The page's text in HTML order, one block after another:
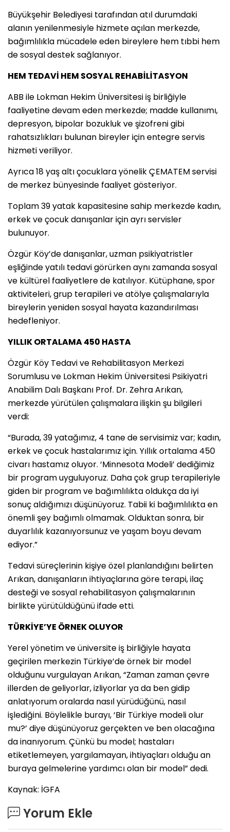
Büyükşehir Belediyesi tarafından atıl durumdaki
alanın yenilenmesiyle hizmete açılan merkezde,
bağımlılıkla mücadele eden bireylere hem tıbbi hem
de sosyal destek sağlanıyor.
HEM TEDAVİ HEM SOSYAL REHABİLİTASYON
ABB ile Lokman Hekim Üniversitesi iş birliğiyle
faaliyetine devam eden merkezde; madde kullanımı,
depresyon, bipolar bozukluk ve şizofreni gibi
rahatsızlıkları bulunan bireyler için entegre servis
hizmeti veriliyor.
Ayrıca 18 yaş altı çocuklara yönelik ÇEMATEM servisi
de merkez bünyesinde faaliyet gösteriyor.
Toplam 39 yatak kapasitesine sahip merkezde kadın,
erkek ve çocuk danışanlar için ayrı servisler
bulunuyor.
Özgür Köy’de danışanlar, uzman psikiyatristler
eşliğinde yatılı tedavi görürken aynı zamanda sosyal
ve kültürel faaliyetlere de katılıyor. Kütüphane, spor
aktiviteleri, grup terapileri ve atölye çalışmalarıyla
bireylerin yeniden sosyal hayata kazandırılması
hedefleniyor.
YILLIK ORTALAMA 450 HASTA
Özgür Köy Tedavi ve Rehabilitasyon Merkezi
Sorumlusu ve Lokman Hekim Üniversitesi Psikiyatri
Anabilim Dalı Başkanı Prof. Dr. Zehra Arıkan,
merkezde yürütülen çalışmalara ilişkin şu bilgileri
verdi:
“Burada, 39 yatağımız, 4 tane de servisimiz var; kadın,
erkek ve çocuk hastalarımız için. Yıllık ortalama 450
civarı hastamız oluyor. ‘Minnesota Modeli’ dediğimiz
bir program uyguluyoruz. Daha çok grup terapileriyle
giden bir program ve bağımlılıkta oldukça da iyi
sonuç aldığımızı düşünüyoruz. Tabii ki bağımlılıkta en
önemli şey bağımlı olmamak. Olduktan sonra, bir
duyarlılık kazanıyorsunuz ve yaşam boyu devam
ediyor.”
Tedavi süreçlerinin kişiye özel planlandığını belirten
Arıkan, danışanların ihtiyaçlarına göre terapi, ilaç
desteği ve sosyal rehabilitasyon çalışmalarının
birlikte yürütüldüğünü ifade etti.
TÜRKİYE’YE ÖRNEK OLUYOR
Yerel yönetim ve üniversite iş birliğiyle hayata
geçirilen merkezin Türkiye’de örnek bir model
olduğunu vurgulayan Arıkan, “Zaman zaman çevre
illerden de geliyorlar, izliyorlar ya da ben gidip
anlatıyorum oralarda nasıl yürüdüğünü, nasıl
işlediğini. Böylelikle burayı, ‘Bir Türkiye modeli olur
mu?’ diye düşünüyoruz gerçekten ve ben olacağına
da inanıyorum. Çünkü bu model; hastaları
etiketlemeyen, yargılamayan, ihtiyaçları olduğu an
buraya gelmelerine yardımcı olan bir model” dedi.
Kaynak: İGFA
Yorum Ekle